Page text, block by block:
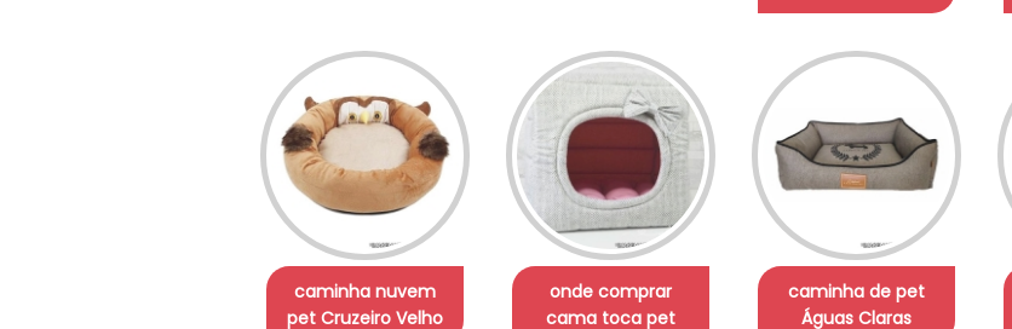
caminha nuvem
pet Cruzeiro Velho
onde comprar
cama toca pet
caminha de pet
Águas Claras